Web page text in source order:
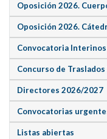
Oposición 2026.
Oposición 2026.
Convocatoria Interinos
Concurso de Traslados
Directores 2026/2027
Convocatorias
Listas abiertas